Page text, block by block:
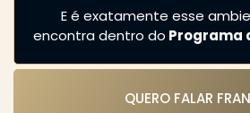
E é exatamente esse
encontra dentro do Programa
QUERO FALAR